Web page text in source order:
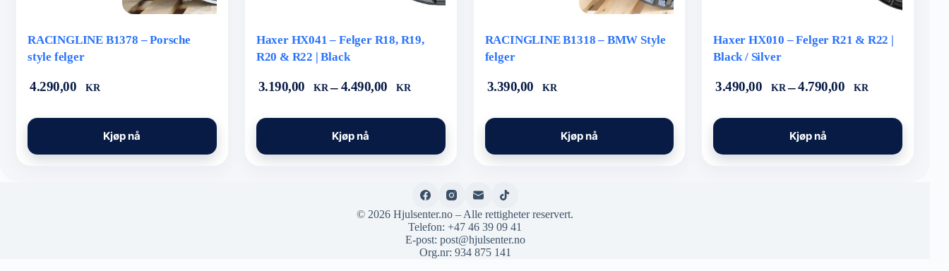
RACINGLINE B1378 – Porsche
style felger
4.290,00 KR
Kjøp nå
Dette
har
Haxer HX041 – Felger R18, R19,
R20 & R22 | Black
3.190,00 KR –4.490,00 KR
Prisområde:
til
4.490,00 krKjøp nå
Dette
har
RACINGLINE B1318 – BMW Style
felger
3.390,00 KR
Kjøp nå
Dette
har
kan
velges
på
produktsiden
Haxer HX010 – Felger R21 & R22 |
Black / Silver
3.490,00 KR –4.790,00 KR
Prisområde:
til
4.790,00 krKjøp nå
Dette
har
© 2026 Hjulsenter.no – Alle rettigheter reservert.
Telefon:+47 46 39 09 41
E-post: post@hjulsenter.no
Org.nr: 934 875 141